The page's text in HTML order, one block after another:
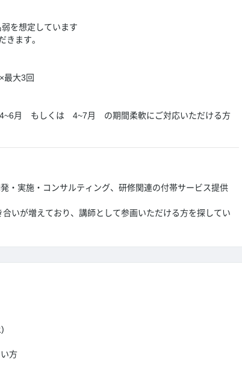
を想定しています
ます。
最大3回
4~6月 もしくは 4~7月 の期間柔軟にご対応いただける方
・実施・コンサルティング、研修関連の付帯サービス提供
いが増えており、講師として参画いただける方を探してい
方